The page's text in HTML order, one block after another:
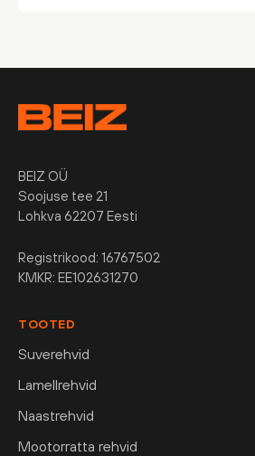
BEIZ OÜ
Soojuse tee 21
Lohkva 62207 Eesti
Registrikood: 16767502
KMKR: EE102631270
TOOTED
Suverehvid
Lamellrehvid
Naastrehvid
Mootorratta rehvid